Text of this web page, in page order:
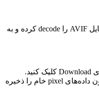
دکمه Convert را بزنید. Sharp فایل AVIF را decode کرده و به
پس از ظاهر شدن خروجی، روی Download کلیک کنید.
فایل‌های BMP بزرگ هستند چون داده‌های pixel خام را ذخیره